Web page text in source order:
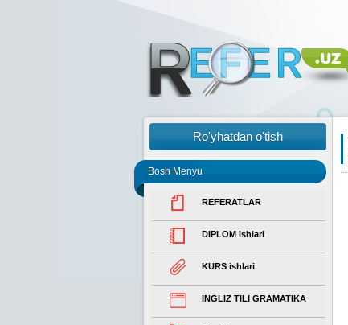
Ro'yhatdan o'tish
Bosh Menyu
REFERATLAR
DIPLOM ishlari
KURS ishlari
INGLIZ TILI GRAMATIKA